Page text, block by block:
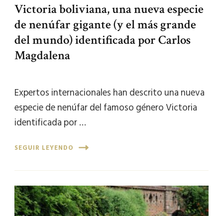
Victoria boliviana, una nueva especie
de nenúfar gigante (y el más grande
del mundo) identificada por Carlos
Magdalena
Expertos internacionales han descrito una nueva
especie de nenúfar del famoso género Victoria
identificada por …
SEGUIR LEYENDO